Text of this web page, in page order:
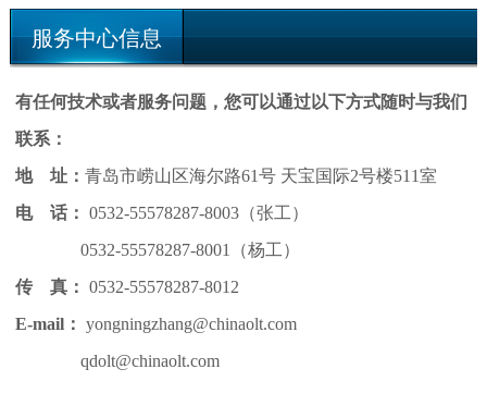
服务中心信息
有任何技术或者服务问题，您可以通过以下方式随时与我们
联系：
地 址： 青岛市崂山区海尔路61号 天宝国际2号楼511室
电 话： 0532-55578287-8003（张工）
0532-55578287-8001（杨工）
传 真： 0532-55578287-8012
E-mail： yongningzhang@chinaolt.com
qdolt@chinaolt.com